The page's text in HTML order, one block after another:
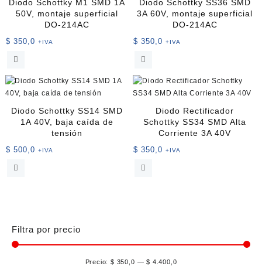
Diodo Schottky M1 SMD 1A
50V, montaje superficial
DO-214AC
$ 350,0 +IVA
Diodo Schottky SS36 SMD
3A 60V, montaje superficial
DO-214AC
$ 350,0 +IVA
Diodo Schottky SS14 SMD
1A 40V, baja caída de
tensión
$ 500,0 +IVA
Diodo Rectificador
Schottky SS34 SMD Alta
Corriente 3A 40V
$ 350,0 +IVA
Filtra por precio
Precio:$ 350,0 —$ 4.400,0